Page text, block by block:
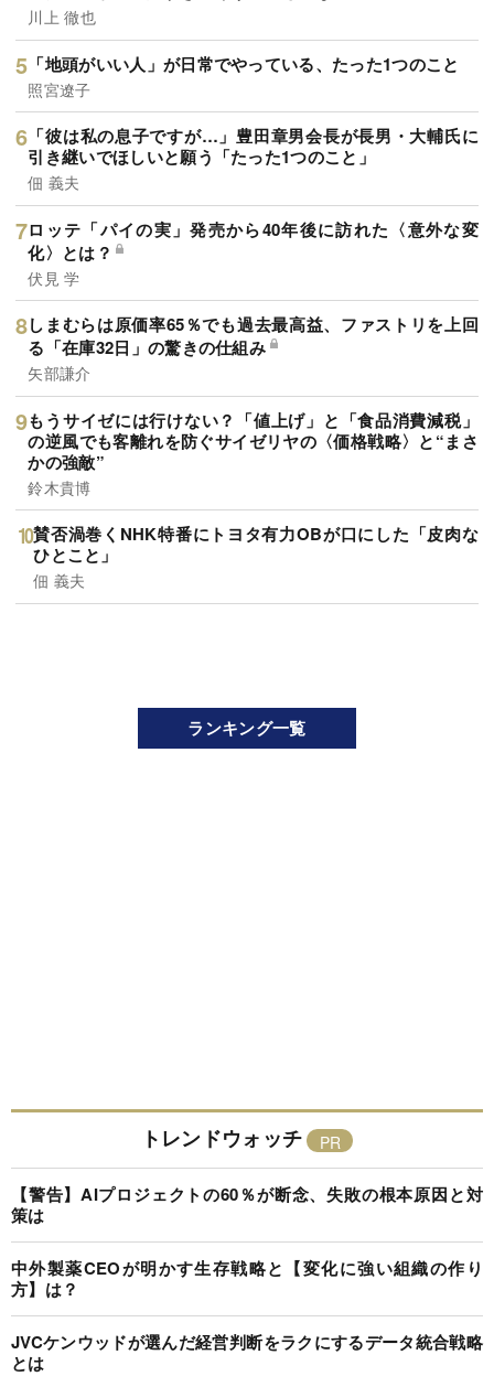
川上 徹也
「地頭がいい人」が日常でやっている、たった1つのこと
照宮遼子
「彼は私の息子ですが…」豊田章男会長が長男・大輔氏に
引き継いでほしいと願う「たった1つのこと」
佃 義夫
ロッテ「パイの実」発売から40年後に訪れた〈意外な変
化〉とは？
伏見 学
しまむらは原価率65％でも過去最高益、ファストリを上回
る「在庫32日」の驚きの仕組み
矢部謙介
もうサイゼには行けない？「値上げ」と「食品消費減税」
の逆風でも客離れを防ぐサイゼリヤの〈価格戦略〉と“まさ
かの強敵”
鈴木貴博
賛否渦巻くNHK特番にトヨタ有力OBが口にした「皮肉な
ひとこと」
佃 義夫
ランキング一覧
トレンドウォッチ
【警告】AIプロジェクトの60％が断念、失敗の根本原因と対
策は
中外製薬CEOが明かす生存戦略と【変化に強い組織の作り
方】は？
JVCケンウッドが選んだ経営判断をラクにするデータ統合戦略
とは